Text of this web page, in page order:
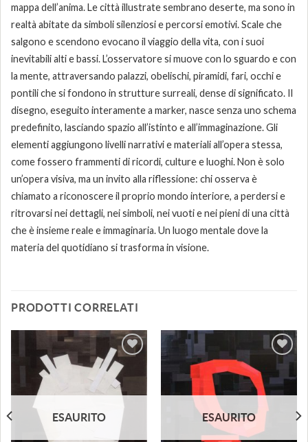
mappa dell’anima. Le città illustrate sembrano deserte, ma sono in
realtà abitate da simboli silenziosi e percorsi emotivi. Scale che
salgono e scendono evocano il viaggio della vita, con i suoi
inevitabili alti e bassi. L’osservatore si muove con lo sguardo e con
la mente, attraversando palazzi, obelischi, piramidi, fari, occhi e
pontili che si fondono in strutture surreali, dense di significato. Il
disegno, eseguito interamente a marker, nasce senza uno schema
predefinito, lasciando spazio all’istinto e all’immaginazione. Gli
elementi aggiungono livelli narrativi e materiali all’opera stessa,
come fossero frammenti di ricordi, culture e luoghi. Non è solo
un’opera visiva, ma un invito alla riflessione: chi osserva è
chiamato a riconoscere il proprio mondo interiore, a perdersi e
ritrovarsi nei dettagli, nei simboli, nei vuoti e nei pieni di una città
che è insieme reale e immaginaria. Un luogo mentale dove la
materia del quotidiano si trasforma in visione.
PRODOTTI CORRELATI
Aggiungi
alla lista
dei
desideri
ESAURITO
Aggiungi
alla lista
dei
desideri
ESAURITO